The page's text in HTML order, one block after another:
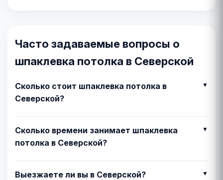
Часто задаваемые вопросы о
шпаклевка потолка в Северской
Сколько стоит шпаклевка потолка в
Северской?
Сколько времени занимает шпаклевка
потолка в Северской?
Выезжаете ли вы в Северской?